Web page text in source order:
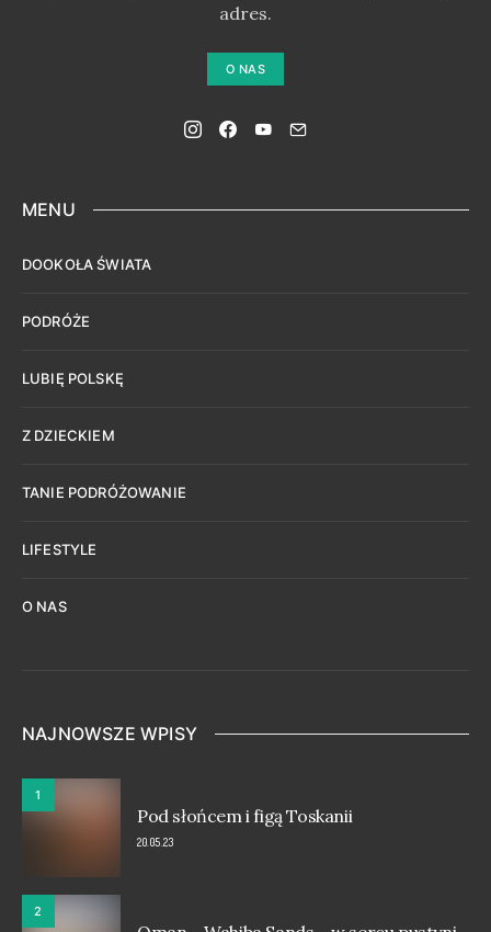
adres.
O NAS
MENU
DOOKOŁA ŚWIATA
PODRÓŻE
LUBIĘ POLSKĘ
Z DZIECKIEM
TANIE PODRÓŻOWANIE
LIFESTYLE
O NAS
NAJNOWSZE WPISY
1
Pod słońcem i figą Toskanii
20.05.23
2